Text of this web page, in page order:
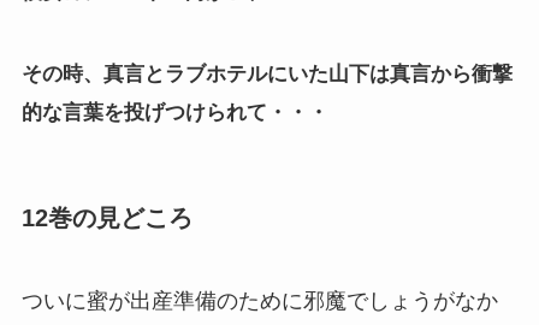
その時、真言とラブホテルにいた山下は真言から衝撃
的な言葉を投げつけられて・・・
12巻の見どころ
ついに蜜が出産準備のために邪魔でしょうがなか